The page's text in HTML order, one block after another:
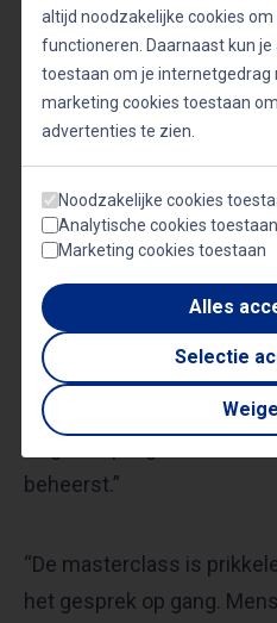
haalbaar en dát is van
inclusie mogelijk wil
duidelijk en het zet aan tot
nieuwe doelgroepen kunt
uitnodigende manier
publiek om kritisch naar
binnen je organisatie te
praktische handvatten
manier kunt aanpakken. Ik
beheerst.”
“De masterclass is
het gesprek op gang.
altijd noodzakelijke cookies
functioneren. Daarnaast kun je
toestaan om je internetgedrag
marketing cookies toestaan
advertenties te zien.
Noodzakelijke cookies
Analytische cookies toestaan
Marketing cookies toestaan
Alles
Selectie